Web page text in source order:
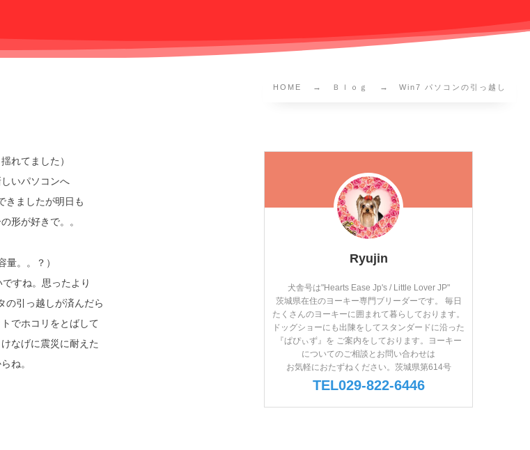
HOME Ｂｌｏｇ Win7 パソコンの引っ越し
れてました）
いパソコンへ
きましたが明日も
形が好きで。。
量。。？）
すね。思ったより
の引っ越しが済んだら
でホコリをとばして
なげに震災に耐えた
ね。
Ryujin
犬舎号は"Hearts Ease Jp's / Little Lover JP"
茨城県在住のヨーキー専門ブリーダーです。 毎日
たくさんのヨーキーに囲まれて暮らしております。
ドッグショーにも出陳をしてスタンダードに沿った
『ぱぴぃず』を ご案内をしております。ヨーキー
についてのご相談とお問い合わせは
お気軽におたずねください。茨城県第614号
TEL029-822-6446